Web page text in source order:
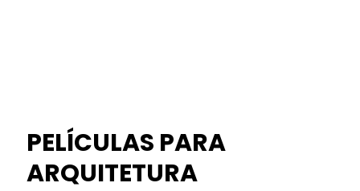
PELÍCULAS PARA
ARQUITETURA